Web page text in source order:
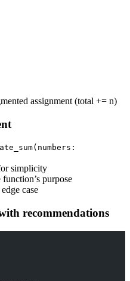
assignment (total += n)
simplicity
purpose
case
recommendations